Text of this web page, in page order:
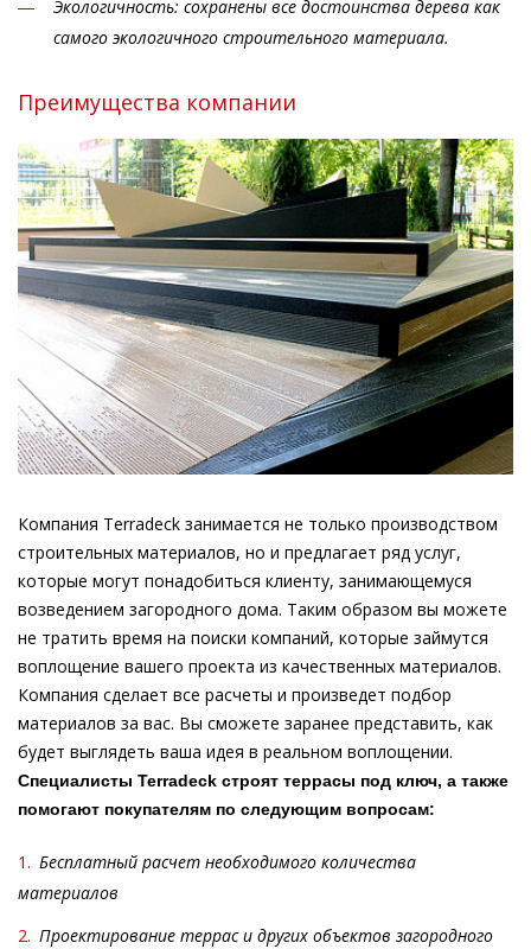
Экологичность: сохранены все достоинства дерева как
самого экологичного строительного материала.
Преимущества компании
Компания Terradeck занимается не только производством
строительных материалов, но и предлагает ряд услуг,
которые могут понадобиться клиенту, занимающемуся
возведением загородного дома. Таким образом вы можете
не тратить время на поиски компаний, которые займутся
воплощение вашего проекта из качественных материалов.
Компания сделает все расчеты и произведет подбор
материалов за вас. Вы сможете заранее представить, как
будет выглядеть ваша идея в реальном воплощении.
Специалисты Terradeck строят террасы под ключ, а также
помогают покупателям по следующим вопросам:
1. Бесплатный расчет необходимого количества
материалов
2. Проектирование террас и других объектов загородного